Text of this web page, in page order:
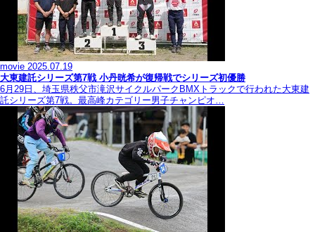
movie 2025.07.19
大東建託シリーズ第7戦 ⼩丹晄希が復帰戦でシリーズ初優勝
6月29日、埼玉県秩父市滝沢サイクルパークBMXトラックで行われた大東建
託シリーズ第7戦。最高峰カテゴリー男子チャンピオ…